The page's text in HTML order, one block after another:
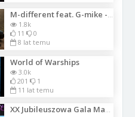
M-different feat. G-mike - Ciucholand
1.8k
11
0
8 lat temu
World of Warships
3.0k
201
1
11 lat temu
XX Jubileuszowa Gala Magazynu Moda i Styl